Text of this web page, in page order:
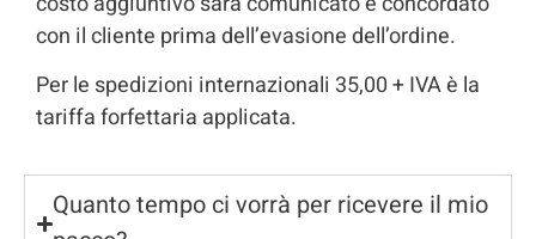
con il cliente prima dell’evasione dell’ordine.
Per le spedizioni internazionali 35,00 + IVA è la
tariffa forfettaria applicata.
Quanto tempo ci vorrà per ricevere il mio